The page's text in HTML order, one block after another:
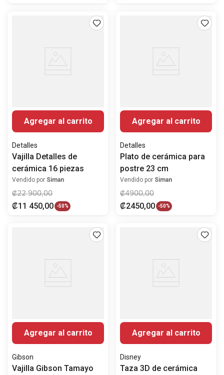
Agregar al carrito
Detalles
Vajilla Detalles de
cerámica 16 piezas
Vendido por Siman
₡22 900,00
₡11 450,00 -50%
Agregar al carrito
Detalles
Plato de cerámica para
postre 23 cm
Vendido por Siman
₡4900,00
₡2450,00 -50%
Agregar al carrito
Gibson
Vajilla Gibson Tamayo
Agregar al carrito
Disney
Taza 3D de cerámica